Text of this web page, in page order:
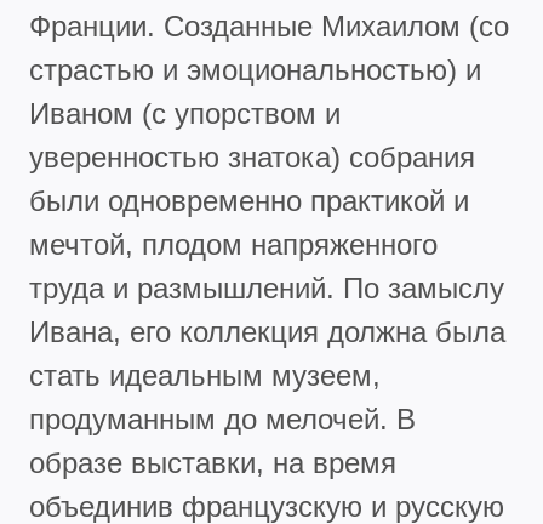
Франции. Созданные Михаилом (со
страстью и эмоциональностью) и
Иваном (с упорством и
уверенностью знатока) собрания
были одновременно практикой и
мечтой, плодом напряженного
труда и размышлений. По замыслу
Ивана, его коллекция должна была
стать идеальным музеем,
продуманным до мелочей. В
образе выставки, на время
объединив французскую и русскую